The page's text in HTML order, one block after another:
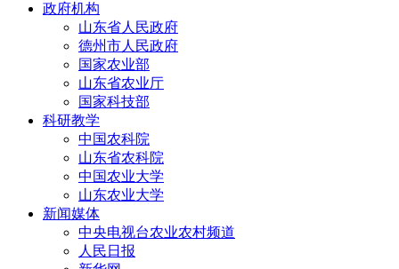
政府机构
山东省人民政府
德州市人民政府
国家农业部
山东省农业厅
国家科技部
科研教学
中国农科院
山东省农科院
中国农业大学
山东农业大学
新闻媒体
中央电视台农业农村频道
人民日报